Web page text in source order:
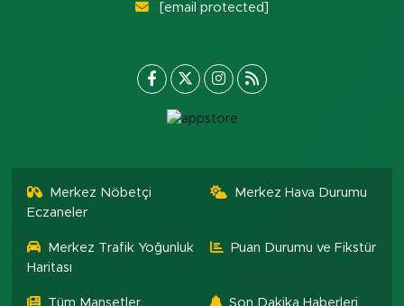
[email protected]
Merkez Nöbetçi
Eczaneler
Merkez Hava Durumu
Merkez Trafik Yoğunluk
Haritası
Puan Durumu ve Fikstür
Tüm Manşetler Son Dakika Haberleri